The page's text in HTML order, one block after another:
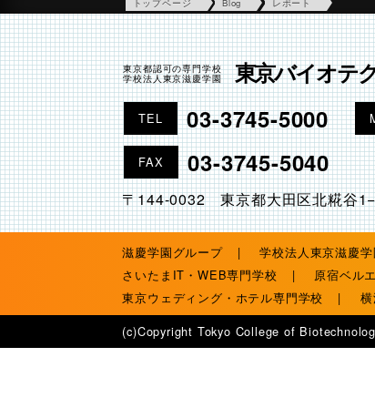
トップページ Blog レポート
東京都認可の専門学校
学校法人東京滋慶学園
東京バイオテ
TEL 03-3745-5000
FAX 03-3745-5040
〒144-0032 東京都大田区北糀谷
滋慶学園グループ 学校法人東京滋慶学
さいたまIT・WEB専門学校
原宿ベル
東京ウェディング・ホテル専門学校
(c)Copyright Tokyo College of